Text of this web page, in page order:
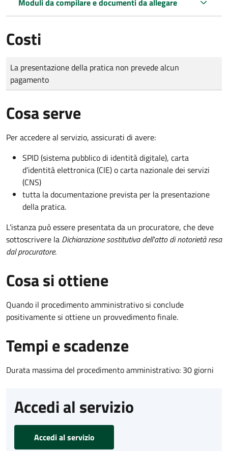
Costi
Tipo di pagamento
Importo
La presentazione della pratica non prevede alcun
pagamento
Cosa serve
Per accedere al servizio, assicurati di avere:
SPID (sistema pubblico di identità digitale), carta
d’identità elettronica (CIE) o carta nazionale dei servizi
(CNS)
tutta la documentazione prevista per la presentazione
della pratica.
L'istanza può essere presentata da un procuratore, che deve
sottoscrivere la Dichiarazione sostitutiva dell'atto di notorietà resa
dal procuratore.
Cosa si ottiene
Quando il procedimento amministrativo si conclude
positivamente si ottiene un provvedimento finale.
Tempi e scadenze
Durata massima del procedimento amministrativo: 30 giorni
Accedi al servizio
Accedi al servizio